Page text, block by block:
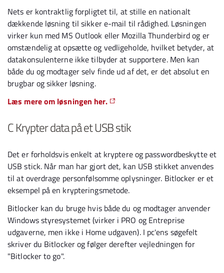
Nets er kontraktlig forpligtet til, at stille en nationalt
dækkende løsning til sikker e-mail til rådighed. Løsningen
virker kun med MS Outlook eller Mozilla Thunderbird og er
omstændelig at opsætte og vedligeholde, hvilket betyder, at
datakonsulenterne ikke tilbyder at supportere. Men kan
både du og modtager selv finde ud af det, er det absolut en
brugbar og sikker løsning.
Læs mere om løsningen her.
C Krypter data på et USB stik
Det er forholdsvis enkelt at kryptere og passwordbeskytte et
USB stick. Når man har gjort det, kan USB stikket anvendes
til at overdrage personfølsomme oplysninger. Bitlocker er et
eksempel på en krypteringsmetode.
Bitlocker kan du bruge hvis både du og modtager anvender
Windows styresystemet (virker i PRO og Entreprise
udgaverne, men ikke i Home udgaven). I pc'ens søgefelt
skriver du Bitlocker og følger derefter vejledningen for
"Bitlocker to go".